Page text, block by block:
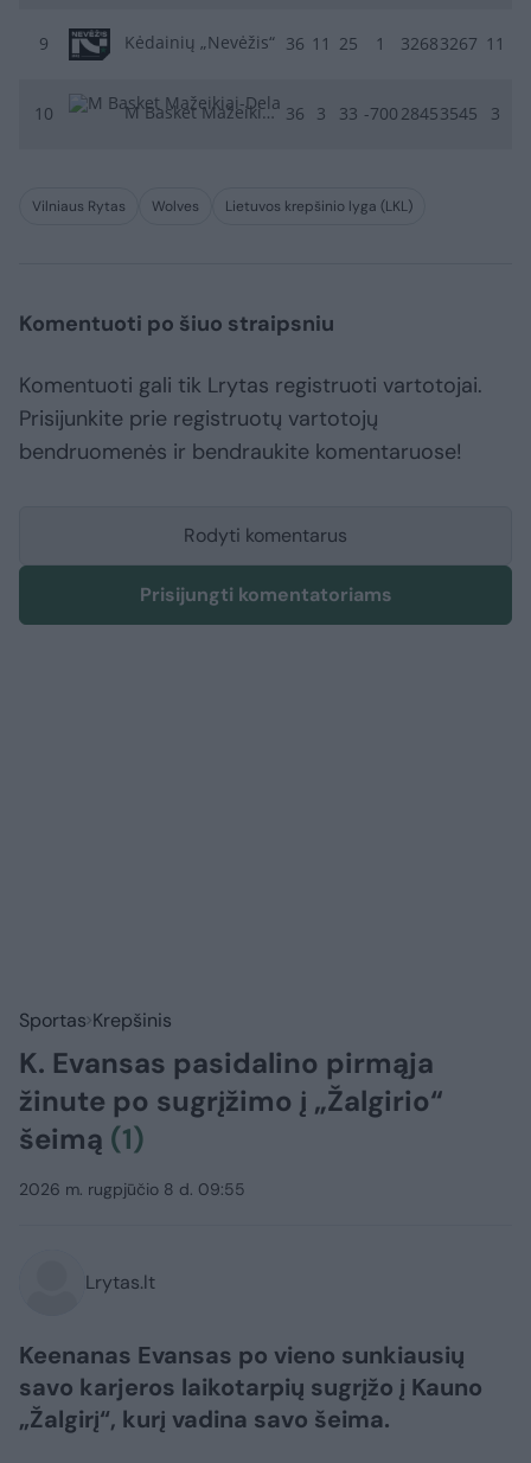
9 Kėdainių „Nevėžis“ 36 11 25 1 32683267 11
10 M Basket Mažeikiai-Delamode 36 3 33 -700 28453545 3
Vilniaus Rytas Wolves Lietuvos krepšinio lyga (LKL)
Komentuoti po šiuo straipsniu
Komentuoti gali tik Lrytas registruoti vartotojai.
Prisijunkite prie registruotų vartotojų
bendruomenės ir bendraukite komentaruose!
Rodyti komentarus
Prisijungti komentatoriams
Sportas Krepšinis
K. Evansas pasidalino pirmąja
žinute po sugrįžimo į „Žalgirio“
šeimą (1)
2026 m. rugpjūčio 8 d. 09:55
Lrytas.lt
Keenanas Evansas po vieno sunkiausių
savo karjeros laikotarpių sugrįžo į Kauno
„Žalgirį“, kurį vadina savo šeima.